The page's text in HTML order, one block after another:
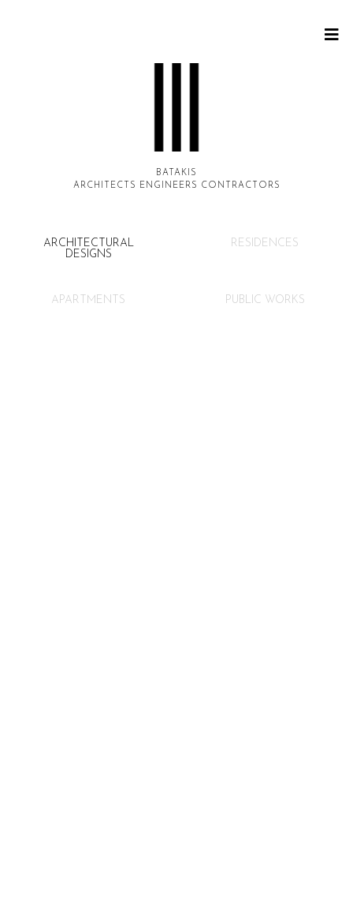
BATAKIS
ARCHITECTS ENGINEERS CONTRACTORS
ARCHITECTURAL
DESIGNS
RESIDENCES
APARTMENTS PUBLIC WORKS